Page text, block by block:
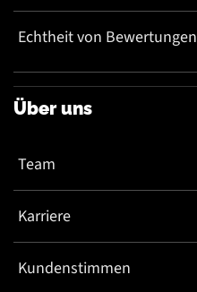
Echtheit von Bewertungen
Über uns
Team
Karriere
Kundenstimmen